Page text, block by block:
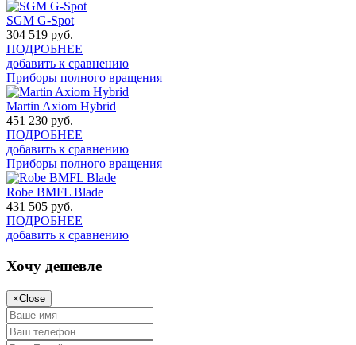
SGM G-Spot
304 519 руб.
ПОДРОБНЕЕ
добавить к сравнению
Приборы полного вращения
Martin Axiom Hybrid
451 230 руб.
ПОДРОБНЕЕ
добавить к сравнению
Приборы полного вращения
Robe BMFL Blade
431 505 руб.
ПОДРОБНЕЕ
добавить к сравнению
Хочу дешевле
×Close